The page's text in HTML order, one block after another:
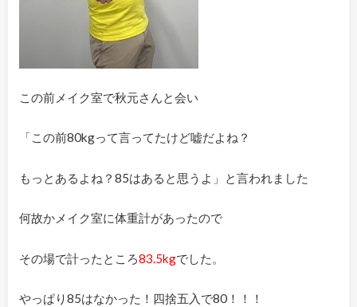
この前メイク室で秋元さんと会い
「この前80kgって言ってたけど嘘だよね？
もっとあるよね？85はあると思うよ」と言われました
何故かメイク室に体重計があったので
その場で計ったところ83.5kgでした。
やっぱり85はなかった！四捨五入で80！！！